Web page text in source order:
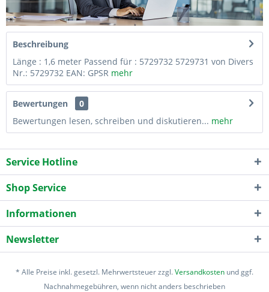
Beschreibung
Länge : 1,6 meter Passend für : 5729732 5729731 von Divers
Nr.: 5729732 EAN: GPSR mehr
Bewertungen
0
Bewertungen lesen, schreiben und diskutieren... mehr
Service Hotline
Shop Service
Informationen
Newsletter
* Alle Preise inkl. gesetzl. Mehrwertsteuer zzgl.Versandkosten und ggf.
Nachnahmegebühren, wenn nicht anders beschrieben